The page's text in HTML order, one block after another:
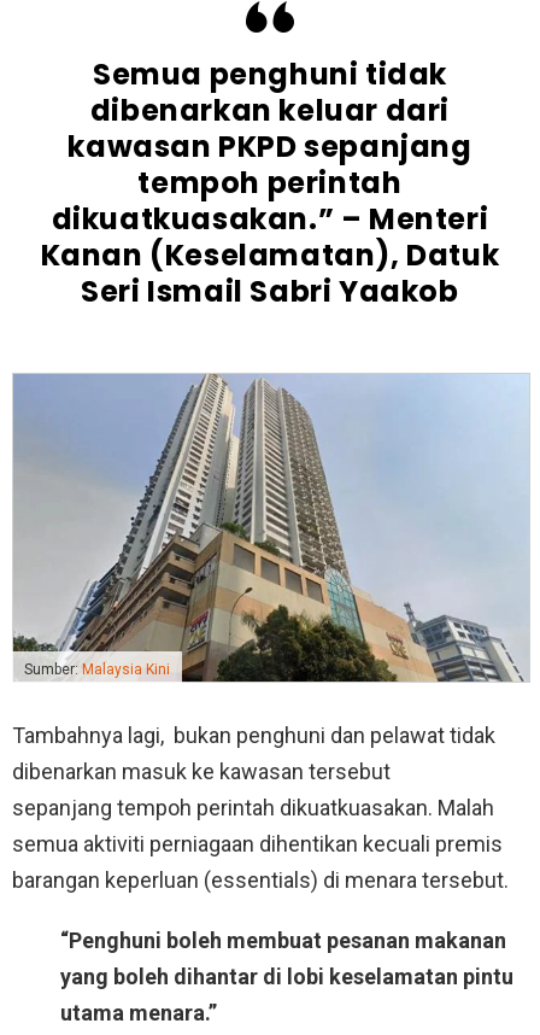
Semua penghuni tidak
dibenarkan keluar dari
kawasan PKPD sepanjang
tempoh perintah
dikuatkuasakan.” – Menteri
Kanan (Keselamatan), Datuk
Seri Ismail Sabri Yaakob
Sumber: Malaysia Kini
Tambahnya lagi, bukan penghuni dan pelawat tidak
dibenarkan masuk ke kawasan tersebut
sepanjang tempoh perintah dikuatkuasakan. Malah
semua aktiviti perniagaan dihentikan kecuali premis
barangan keperluan (essentials) di menara tersebut.
“Penghuni boleh membuat pesanan makanan
yang boleh dihantar di lobi keselamatan pintu
utama menara.”